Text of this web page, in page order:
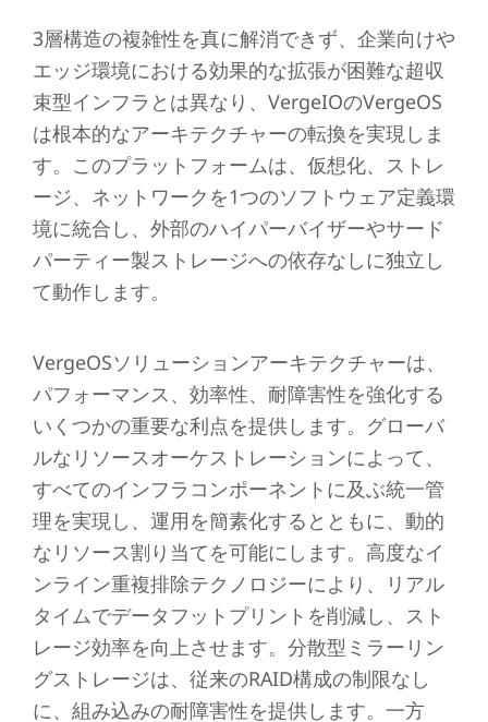
3層構造の複雑性を真に解消できず、企業向けや
エッジ環境における効果的な拡張が困難な超収
束型インフラとは異なり、VergeIOのVergeOS
は根本的なアーキテクチャーの転換を実現しま
す。このプラットフォームは、仮想化、ストレ
ージ、ネットワークを1つのソフトウェア定義環
境に統合し、外部のハイパーバイザーやサード
パーティー製ストレージへの依存なしに独立し
て動作します。
VergeOSソリューションアーキテクチャーは、
パフォーマンス、効率性、耐障害性を強化する
いくつかの重要な利点を提供します。グローバ
ルなリソースオーケストレーションによって、
すべてのインフラコンポーネントに及ぶ統一管
理を実現し、運用を簡素化するとともに、動的
なリソース割り当てを可能にします。高度なイ
ンライン重複排除テクノロジーにより、リアル
タイムでデータフットプリントを削減し、スト
レージ効率を向上させます。分散型ミラーリン
グストレージは、従来のRAID構成の制限なし
に、組み込みの耐障害性を提供します。一方